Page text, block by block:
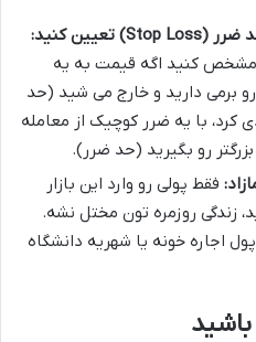
مشخص کنید اگه قیمت به یه
برمی دارید و خارج می شید (حد
کرد، با یه ضرر کوچیک از معامله
رو بگیرید (حد ضرر).
فقط پولی رو وارد این بازار
زندگی روزمره تون مختل نشه.
اجاره خونه یا شهریه دانشگاه